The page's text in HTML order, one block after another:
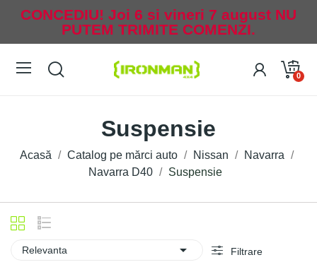
CONCEDIU! Joi 6 si vineri 7 august NU
PUTEM TRIMITE COMENZI.
0
Suspensie
Acasă Catalog pe mărci auto Nissan
Navarra
Navarra D40
Suspensie
Relevanta  Filtrare